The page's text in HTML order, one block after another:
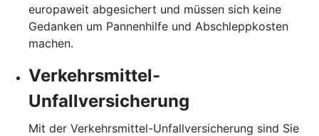
europaweit abgesichert und müssen sich keine
Gedanken um Pannenhilfe und Abschleppkosten
machen.
Verkehrsmittel-
Unfallversicherung
Mit der Verkehrsmittel-Unfallversicherung sind Sie